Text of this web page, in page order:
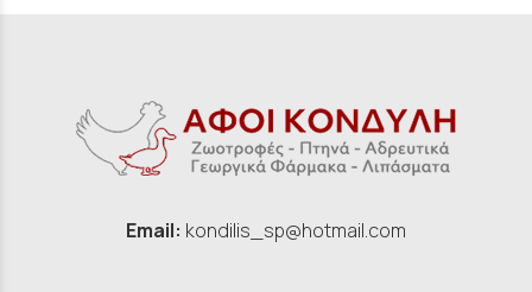
Email: kondilis_sp@hotmail.com